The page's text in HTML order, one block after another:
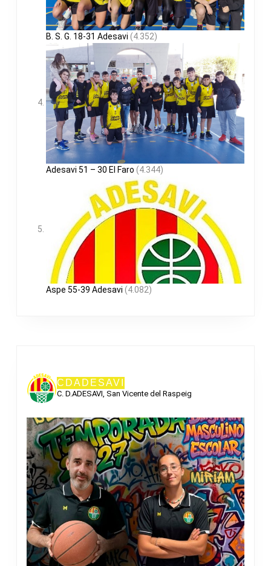
B. S. G. 18-31 Adesavi (4.352)
Adesavi 51 – 30 El Faro (4.344)
Aspe 55-39 Adesavi (4.082)
CDADESAVI
C. D.ADESAVI, San Vicente del Raspeig